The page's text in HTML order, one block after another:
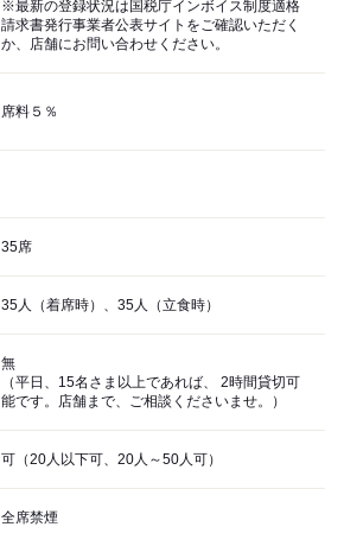
※最新の登録状況は国税庁インボイス制度適格
請求書発行事業者公表サイトをご確認いただく
か、店舗にお問い合わせください。
席料５％
35席
35人（着席時）、35人（立食時）
無
（平日、15名さま以上であれば、 2時間貸切可
能です。店舗まで、ご相談くださいませ。）
可（20人以下可、20人～50人可）
全席禁煙